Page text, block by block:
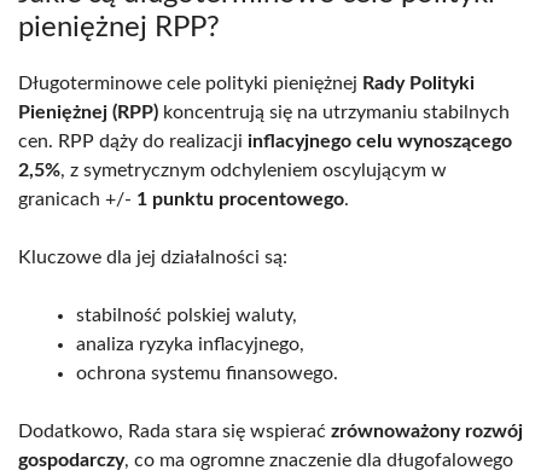
pieniężnej RPP?
Długoterminowe cele polityki pieniężnej Rady Polityki
Pieniężnej (RPP) koncentrują się na utrzymaniu stabilnych
cen. RPP dąży do realizacji inflacyjnego celu wynoszącego
2,5%, z symetrycznym odchyleniem oscylującym w
granicach +/- 1 punktu procentowego.
Kluczowe dla jej działalności są:
stabilność polskiej waluty,
analiza ryzyka inflacyjnego,
ochrona systemu finansowego.
Dodatkowo, Rada stara się wspierać zrównoważony rozwój
gospodarczy, co ma ogromne znaczenie dla długofalowego